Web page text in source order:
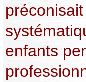
enfants